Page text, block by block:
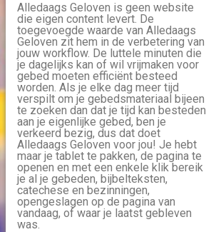
Alledaags Geloven is geen website
die eigen content levert. De
toegevoegde waarde van Alledaags
Geloven zit hem in de verbetering van
jouw workflow. De luttele minuten die
je dagelijks kan of wil vrijmaken voor
gebed moeten efficiënt besteed
worden. Als je elke dag meer tijd
verspilt om je gebedsmateriaal bijeen
te zoeken dan dat je tijd kan besteden
aan je eigenlijke gebed, ben je
verkeerd bezig, dus dat doet
Alledaags Geloven voor jou! Je hebt
maar je tablet te pakken, de pagina te
openen en met een enkele klik bereik
je al je gebeden, bijbelteksten,
catechese en bezinningen,
opengeslagen op de pagina van
vandaag, of waar je laatst gebleven
was.